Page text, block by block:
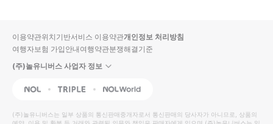
입니
다.
높
동
순
상
이용약관위치기반서비스 이용약관개인정보 처리방침
여행자보험 가입안내여행약관분쟁해결기준
(주)놀유니버스 사업자 정보
NOL Triple Interpark Global
(주)놀유니버스는 일부 상품의 통신판매중개자로서 통신판매의 당사자가 아니므로, 상품의